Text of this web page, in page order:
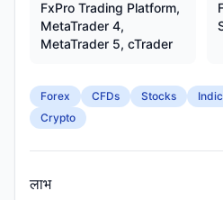
FxPro Trading Platform,
MetaTrader 4,
MetaTrader 5, cTrader
Forex CFDs Stocks
Crypto
लाभ